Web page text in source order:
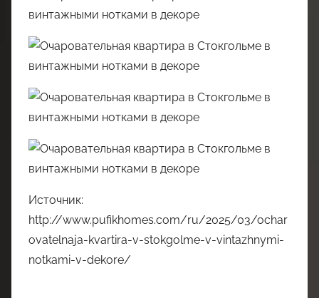
Источник:
http://www.pufikhomes.com/ru/2025/03/ochar
ovatelnaja-kvartira-v-stokgolme-v-vintazhnymi-
notkami-v-dekore/